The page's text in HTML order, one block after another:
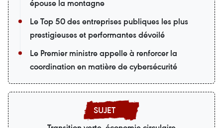
épouse la montagne
Le Top 50 des entreprises publiques les plus
prestigieuses et performantes dévoilé
Le Premier ministre appelle à renforcer la
coordination en matière de cybersécurité